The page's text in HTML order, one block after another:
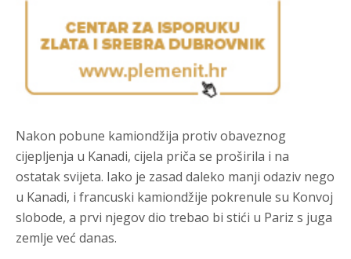
Nakon pobune kamiondžija protiv obaveznog
cijepljenja u Kanadi, cijela priča se proširila i na
ostatak svijeta. Iako je zasad daleko manji odaziv nego
u Kanadi, i francuski kamiondžije pokrenule su Konvoj
slobode, a prvi njegov dio trebao bi stići u Pariz s juga
zemlje već danas.